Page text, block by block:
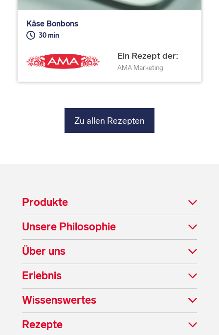
Käse Bonbons
30 min
Ein Rezept der:
AMA Marketing
Zu allen Rezepten
Produkte
Unsere Philosophie
Über uns
Erlebnis
Wissenswertes
Rezepte